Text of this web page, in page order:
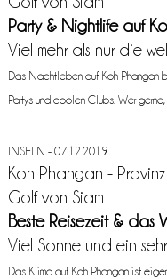
Party & Nightlife auf
Viel mehr als nur die
Das Nachtleben auf Koh Phangan
Partys und coolen Clubs. Wer
INSELN - 07.12.2019
Koh Phangan -
Golf von Siam
Beste Reisezeit & das
Viel Sonne und ein
Das Klima auf Koh Phangan ist